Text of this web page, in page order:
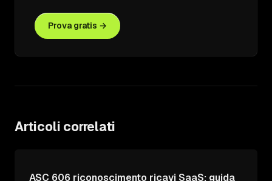
Prova gratis →
Articoli correlati
ASC 606 riconoscimento ricavi SaaS: guida